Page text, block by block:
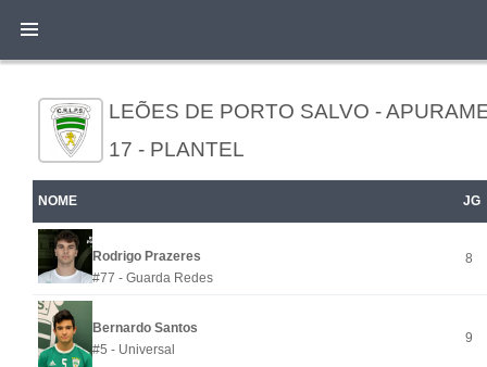
LEÕES DE PORTO SALVO -
17 - PLANTEL
NOME JG
Rodrigo Prazeres
#77 - Guarda Redes
8
Bernardo Santos
#5 - Universal
9